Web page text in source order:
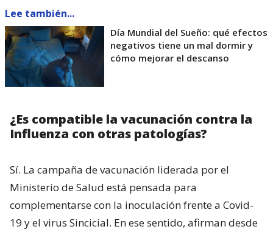
Lee también...
Día Mundial del Sueño: qué efectos
negativos tiene un mal dormir y
cómo mejorar el descanso
¿Es compatible la vacunación contra la
Influenza con otras patologías?
Sí. La campaña de vacunación liderada por el
Ministerio de Salud está pensada para
complementarse con la inoculación frente a Covid-
19 y el virus Sincicial. En ese sentido, afirman desde